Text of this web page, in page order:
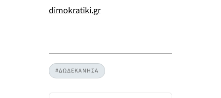
dimokratiki.gr
#ΔΩΔΕΚΑΝΗΣΑ